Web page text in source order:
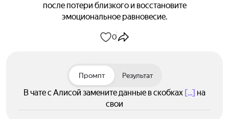
после потери близкого и восстановите
эмоциональное равновесие.
0
Промпт Результат
В чате с Алисой замените данные в скобках [...] на
свои